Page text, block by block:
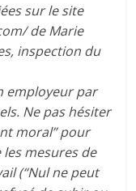
sur le site
de Marie
inspection du
employeur par
Ne pas hésiter
moral” pour
mesures de
(“Nul ne peut